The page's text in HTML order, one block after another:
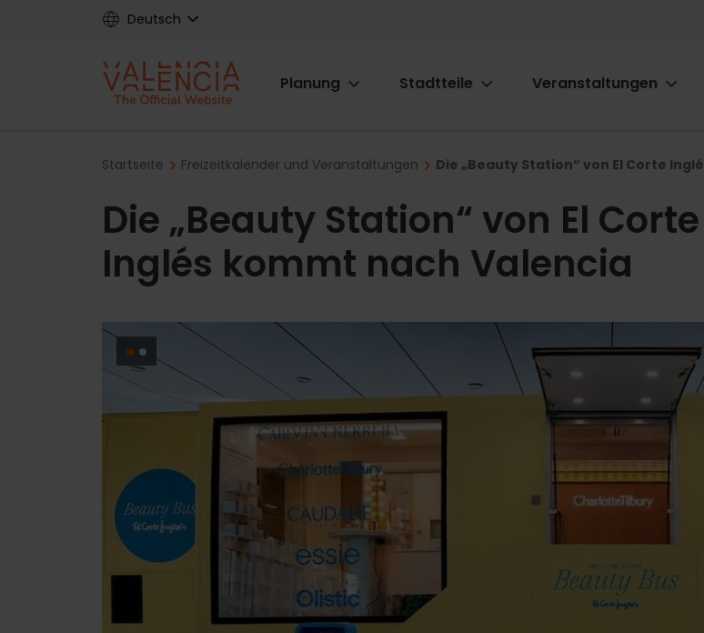
Deutsch
Main
Planung Stadtteile Veranstaltungen
Breadcrumb
Startseite Freizeitkalender und Veranstaltungen Die „Beauty Station“ von El Corte
Die „Beauty Station“ von El Corte
Inglés kommt nach Valencia